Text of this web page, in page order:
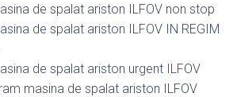
de spalat ariston ILFOV non stop
de spalat ariston ILFOV IN REGIM
de spalat ariston urgent ILFOV
masina de spalat ariston ILFOV